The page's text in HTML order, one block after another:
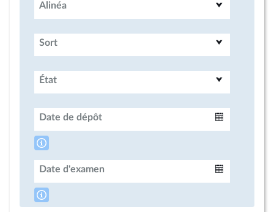
Alinéa
Sort
État
Date de dépôt
Date d'examen